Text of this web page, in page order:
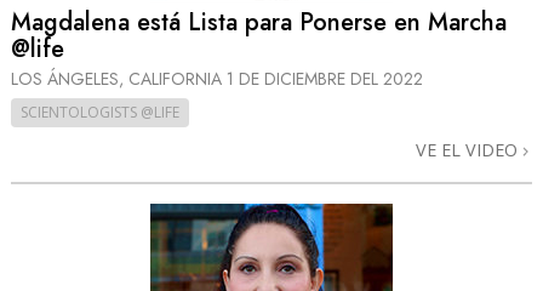
Magdalena está Lista para Ponerse en Marcha
@life
LOS ÁNGELES, CALIFORNIA 1 DE DICIEMBRE DEL 2022
SCIENTOLOGISTS @LIFE
VE EL VIDEO